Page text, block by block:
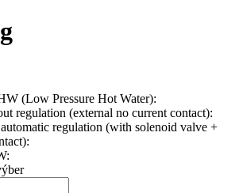
(Low Pressure Hot Water):
regulation (external no current contact):
regulation (with solenoid valve +